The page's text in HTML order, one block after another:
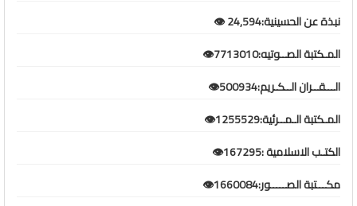
نبذة عن الحسينية:24,594 👁️
المـكتبة الصــوتيه:7713010👁️
الـــقــران الــكـريم:500934👁️
المـكتبة الـمــرئية:1255529👁️
الكتـب الاسلامية :167295👁️
مكـــتبة الصـــــور:1660084👁️